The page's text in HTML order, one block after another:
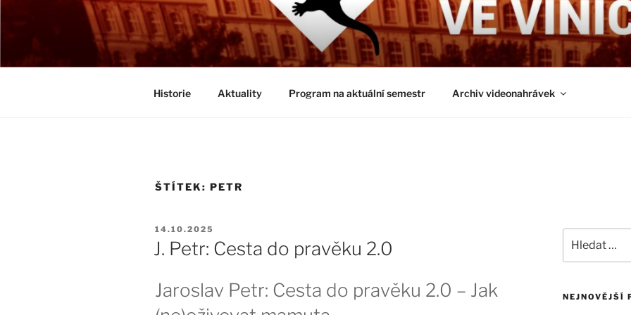
Přejít
webu
BIOLOGICKÉ ČTVRTKY VE
Určeno všem zájemcům o evoluci a obecnější biologická témata
Historie Aktuality Program na aktuální semestr Archiv videonahrávek
ŠTÍTEK: PETR
PUBLIKOVÁNO
14.10.2025
J. Petr: Cesta do pravěku 2.0
Jaroslav Petr: Cesta do pravěku 2.0 – Jak
NEJNOVĚJŠÍ